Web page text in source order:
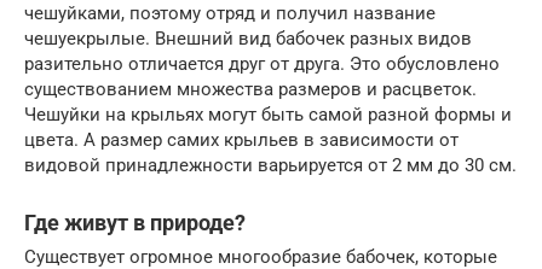
чешуйками, поэтому отряд и получил название
чешуекрылые. Внешний вид бабочек разных видов
разительно отличается друг от друга. Это обусловлено
существованием множества размеров и расцветок.
Чешуйки на крыльях могут быть самой разной формы и
цвета. А размер самих крыльев в зависимости от
видовой принадлежности варьируется от 2 мм до 30 см.
Где живут в природе?
Существует огромное многообразие бабочек, которые